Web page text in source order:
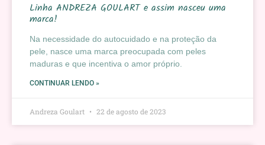
Linha ANDREZA GOULART e assim nasceu uma
marca!
Na necessidade do autocuidado e na proteção da
pele, nasce uma marca preocupada com peles
maduras e que incentiva o amor próprio.
CONTINUAR LENDO »
Andreza Goulart 22 de agosto de 2023